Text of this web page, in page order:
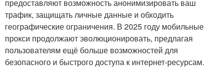
предоставляют возможность анонимизировать ваш
трафик, защищать личные данные и обходить
географические ограничения. В 2025 году мобильные
прокси продолжают эволюционировать, предлагая
пользователям ещё больше возможностей для
безопасного и быстрого доступа к интернет-ресурсам.